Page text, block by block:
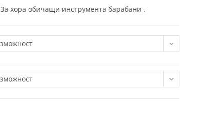
хора обичащи инструмента барабани .